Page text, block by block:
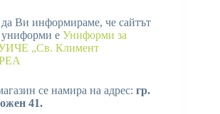
Ви информираме, че сайтът
униформи е Униформи за
„Св. Климент
се намира на адрес: гр.
41.